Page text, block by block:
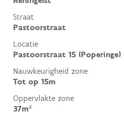
Straat
Pastoorstraat
Locatie
Pastoorstraat 15 (Poperinge)
Nauwkeurigheid zone
Tot op 15m
Oppervlakte zone
37m²